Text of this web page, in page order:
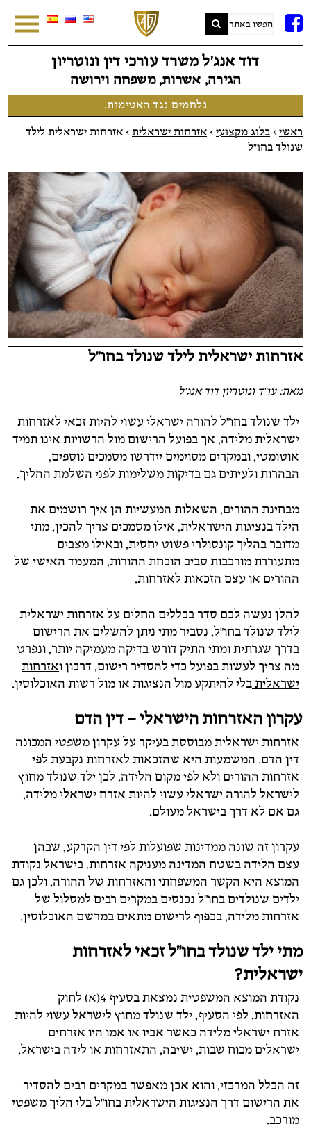
FB
דוד אנג׳ל משרד עורכי דין ונוטריון
הגירה, אשרות, משפחה וירושה
נלחמים נגד האטימות.
ראשי > בלוג מקצועי > אזרחות ישראלית > אזרחות ישראלית לילד
שנולד בחו"ל
אזרחות ישראלית לילד שנולד בחו"ל
מאת: עו"ד ונוטריון דוד אנג'ל
ילד שנולדבחו"ל להורה ישראליעשוי להיותזכאי לאזרחות
ישראליתמלידה, אך בפועל הרישום מול הרשויות אינותמיד
אוטומטי,ובמקרים מסוימים יידרשומסמכים נוספים,
הבהרותולעיתים גם בדיקותמשלימות לפני השלמת ההליך.
מבחינת ההורים, השאלות המעשיות הן איך רושמים את
הילדבנציגות הישראלית, אילומסמכים צריך להכין,מתי
מדוברבהליך קונסולריפשוטיחסית,ובאילומצבים
מתעוררתמורכבות סביב הוכחת ההורות, המעמד האישי של
ההורים אועצם הזכאות לאזרחות.
להלן נעשה לכם סדרבכללים החלים על אזרחותישראלית
לילד שנולדבחו"ל, נסבירמתי ניתן להשלים את הרישום
בדרך שגרתיתומתי התיק דורשבדיקה מעמיקה יותר,ונפרט
מה צריך לעשותבפועל כדי להסדיר רישום, דרכון ואזרחות
ישראליתבלי להיתקעמול הנציגות אומול רשות האוכלוסין.
עקרוןהאזרחות הישראלי – דיןהדם
אזרחותישראליתמבוססתבעיקרעלעקרוןמשפטי המכונה
דין הדם. המשמעות היא שהזכאות לאזרחות נקבעת לפי
אזרחות ההורים ולא לפימקום הלידה. לכןילד שנולדמחוץ
לישראל להורה ישראליעשוי להיות אזרחישראלימלידה,
גם אם לא דרך בישראלמעולם.
עקרוןזה שונה ממדינות שפועלות לפי דין הקרקע, שבהן
עצם הלידה בשטח המדינה מעניקה אזרחות.בישראל נקודת
המוצא היא הקשר המשפחתיוהאזרחות של ההורה,ולכןגם
ילדים שנולדים בחו"ל נכנסים במקרים רבים למסלול של
אזרחותמלידה,בכפוף לרישום מתאים במרשם האוכלוסין.
מתיילדשנולדבחו"לזכאילאזרחות
ישראלית?
נקודת המוצא המשפטית נמצאתבסעיף 4( א) לחוק
האזרחות. לפי הסעיף,ילד שנולדמחוץ לישראלעשוי להיות
אזרחישראלימלידה כאשר אביו או אמו היו אזרחים
ישראלים מכוח שבות,ישיבה, התאזרחות או לידה בישראל.
זה הכלל המרכזי,והוא אכןמאפשרבמקרים רבים להסדיר
את הרישום דרך הנציגות הישראליתבחו"לבלי הליך משפטי
מורכב.